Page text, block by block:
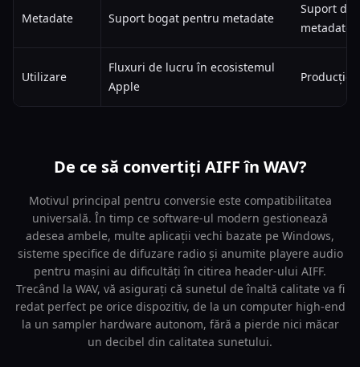
Metadate Suport bogat pentru metadate
Suport de
metadate
Utilizare
Fluxuri de lucru în ecosistemul
Apple
Producție
De ce să convertiți AIFF în WAV?
Motivul principal pentru conversie este compatibilitatea
universală. În timp ce software-ul modern gestionează
adesea ambele, multe aplicații vechi bazate pe Windows,
sisteme specifice de difuzare radio și anumite playere audio
pentru mașini au dificultăți în citirea header-ului AIFF.
Trecând la WAV, vă asigurați că sunetul de înaltă calitate va fi
redat perfect pe orice dispozitiv, de la un computer high-end
la un sampler hardware autonom, fără a pierde nici măcar
un decibel din calitatea sunetului.